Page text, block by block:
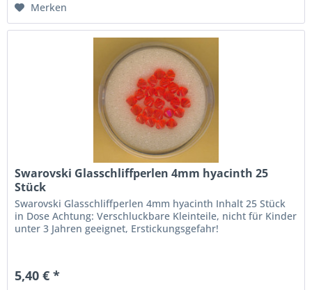
Merken
Swarovski Glasschliffperlen 4mm hyacinth 25
Stück
Swarovski Glasschliffperlen 4mm hyacinth Inhalt 25 Stück
in Dose Achtung: Verschluckbare Kleinteile, nicht für Kinder
unter 3 Jahren geeignet, Erstickungsgefahr!
5,40 € *